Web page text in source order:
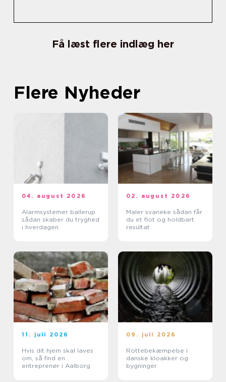
Få læst flere indlæg her
Flere Nyheder
04. august 2026
Alarmsystemer ballerup
sådan skaber du tryghed
i hverdagen
02. august 2026
Maler svaneke sådan får
du et flot og holdbart
resultat
11. juli 2026
Hvis dit hjem skal laves
om, så find en
entreprenør i Aalborg
09. juli 2026
Rottebekæmpelse i
danske kloakker og
bygninger